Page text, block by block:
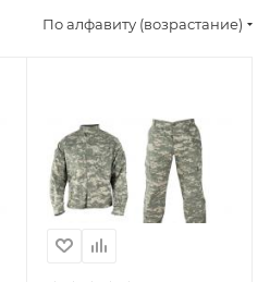
По алфавиту (возрастание)